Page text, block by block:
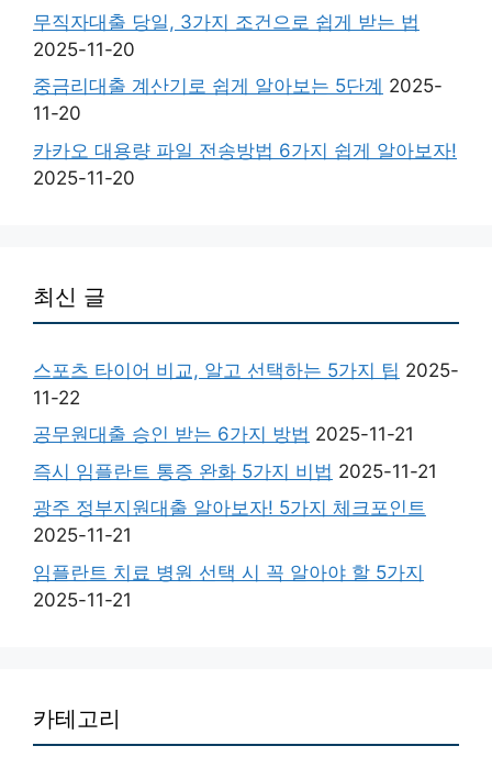
무직자대출 당일, 3가지 조건으로 쉽게 받는 법
2025-11-20
중금리대출 계산기로 쉽게 알아보는 5단계 2025-
11-20
카카오 대용량 파일 전송방법 6가지 쉽게 알아보자!
2025-11-20
최신 글
스포츠 타이어 비교, 알고 선택하는 5가지 팁 2025-
11-22
공무원대출 승인 받는 6가지 방법 2025-11-21
즉시 임플란트 통증 완화 5가지 비법 2025-11-21
광주 정부지원대출 알아보자! 5가지 체크포인트
2025-11-21
임플란트 치료 병원 선택 시 꼭 알아야 할 5가지
2025-11-21
카테고리